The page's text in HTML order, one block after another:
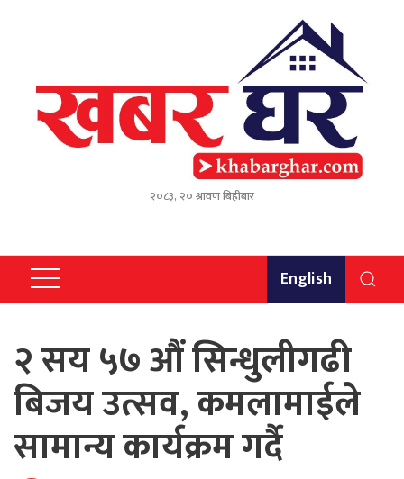
२०८३, २० श्रावण बिहीबार
English
२ सय ५७ औं सिन्धुलीगढी
बिजय उत्सव, कमलामाईले
सामान्य कार्यक्रम गर्दै